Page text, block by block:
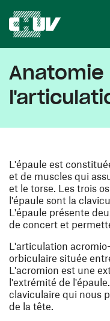
Anatomie
L'épaule est
et de muscles qui
et le torse. Les trois
l'épaule sont la
L'épaule présente
de concert et
L'articulation
orbiculaire située
L'acromion est une
l'extrémité de
claviculaire qui nous
de la tête.